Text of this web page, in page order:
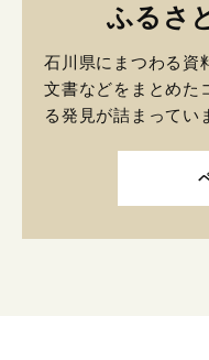
ふるさ
石川県にまつわる資
文書などをまとめた
る発見が詰まってい